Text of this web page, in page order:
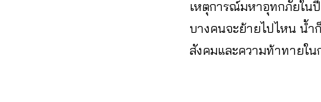
เหตุการณ์มหาอุทกภัยใน
บางคนจะย้ายไปไหน น้ำ
สังคมและความท้าทายใ